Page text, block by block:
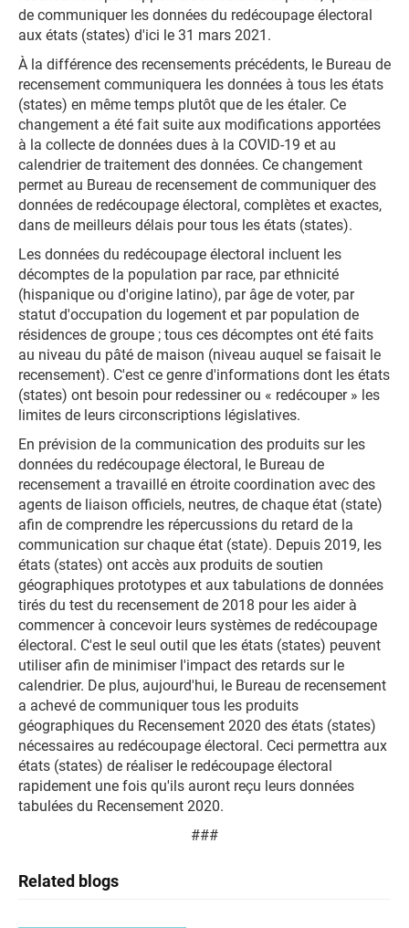
de communiquer les données du redécoupage électoral
aux états (states) d'ici le 31 mars 2021.
À la différence des recensements précédents, le Bureau de
recensement communiquera les données à tous les états
(states) en même temps plutôt que de les étaler. Ce
changement a été fait suite aux modifications apportées
à la collecte de données dues à la COVID-19 et au
calendrier de traitement des données. Ce changement
permet au Bureau de recensement de communiquer des
données de redécoupage électoral, complètes et exactes,
dans de meilleurs délais pour tous les états (states).
Les données du redécoupage électoral incluent les
décomptes de la population par race, par ethnicité
(hispanique ou d'origine latino), par âge de voter, par
statut d'occupation du logement et par population de
résidences de groupe ; tous ces décomptes ont été faits
au niveau du pâté de maison (niveau auquel se faisait le
recensement). C'est ce genre d'informations dont les états
(states) ont besoin pour redessiner ou « redécouper » les
limites de leurs circonscriptions législatives.
En prévision de la communication des produits sur les
données du redécoupage électoral, le Bureau de
recensement a travaillé en étroite coordination avec des
agents de liaison officiels, neutres, de chaque état (state)
afin de comprendre les répercussions du retard de la
communication sur chaque état (state). Depuis 2019, les
états (states) ont accès aux produits de soutien
géographiques prototypes et aux tabulations de données
tirés du test du recensement de 2018 pour les aider à
commencer à concevoir leurs systèmes de redécoupage
électoral. C'est le seul outil que les états (states) peuvent
utiliser afin de minimiser l'impact des retards sur le
calendrier. De plus, aujourd'hui, le Bureau de recensement
a achevé de communiquer tous les produits
géographiques du Recensement 2020 des états (states)
nécessaires au redécoupage électoral. Ceci permettra aux
états (states) de réaliser le redécoupage électoral
rapidement une fois qu'ils auront reçu leurs données
tabulées du Recensement 2020.
###
Related blogs